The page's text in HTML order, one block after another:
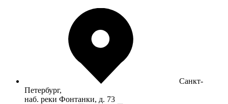
Санкт-
Петербург,
наб. реки Фонтанки, д. 73